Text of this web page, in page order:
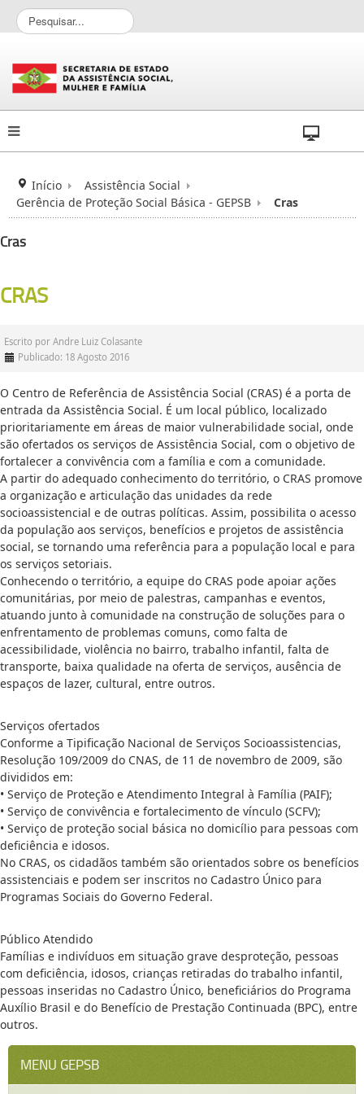
P
e
q
u
i
s
a
Início
Assistência Social
Gerência de Proteção Social Básica - GEPSB
Cras
Cras
CRAS
Escrito por Andre Luiz Colasante
Publicado: 18 Agosto 2016
O Centro de Referência de Assistência Social (CRAS) é a porta de
entrada da Assistência Social. É um local público, localizado
prioritariamente em áreas de maior vulnerabilidade social, onde
são ofertados os serviços de Assistência Social, com o objetivo de
fortalecer a convivência com a família e com a comunidade.
A partir do adequado conhecimento do território, o CRAS promove
a organização e articulação das unidades da rede
socioassistencial e de outras políticas. Assim, possibilita o acesso
da população aos serviços, benefícios e projetos de assistência
social, se tornando uma referência para a população local e para
os serviços setoriais.
Conhecendo o território, a equipe do CRAS pode apoiar ações
comunitárias, por meio de palestras, campanhas e eventos,
atuando junto à comunidade na construção de soluções para o
enfrentamento de problemas comuns, como falta de
acessibilidade, violência no bairro, trabalho infantil, falta de
transporte, baixa qualidade na oferta de serviços, ausência de
espaços de lazer, cultural, entre outros.
Serviços ofertados
Conforme a Tipificação Nacional de Serviços Socioassistencias,
Resolução 109/2009 do CNAS, de 11 de novembro de 2009, são
divididos em:
• Serviço de Proteção e Atendimento Integral à Família (PAIF);
• Serviço de convivência e fortalecimento de vínculo (SCFV);
• Serviço de proteção social básica no domicílio para pessoas com
deficiência e idosos.
No CRAS, os cidadãos também são orientados sobre os benefícios
assistenciais e podem ser inscritos no Cadastro Único para
Programas Sociais do Governo Federal.
Público Atendido
Famílias e indivíduos em situação grave desproteção, pessoas
com deficiência, idosos, crianças retiradas do trabalho infantil,
pessoas inseridas no Cadastro Único, beneficiários do Programa
Auxílio Brasil e do Benefício de Prestação Continuada (BPC), entre
outros.
MENU GEPSB